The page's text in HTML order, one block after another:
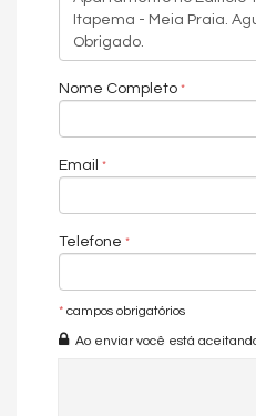
Sala de Estar e Jantar
Sacada com Churrasqueira
Cozinha
Espaço Gourmet
Área de Serviço
02 Vagas de Garagem
O EMPREENDIMENTO:
Hall de Entrada Mobiliado e
05 elevadores de aço escovado
Sistema de Segurança com
Bicicletário
Portaria 24h
Nome Completo
Email
Telefone
* campos obrigatórios
Ao enviar você está